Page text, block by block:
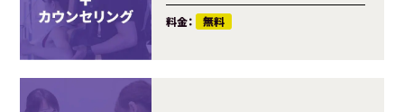
料金： 無料